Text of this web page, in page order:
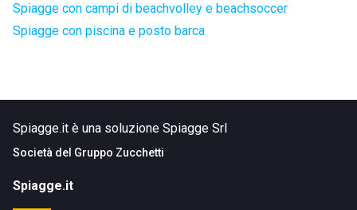
Spiagge con campi di beachvolley e beachsoccer
Spiagge con piscina e posto barca
Spiagge.it è una soluzione Spiagge Srl
Società del Gruppo Zucchetti
Spiagge.it